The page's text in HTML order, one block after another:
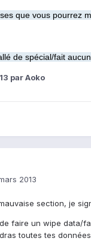
que vous pourrez
de spécial/fait
par Aoko
2013
section, je
faire un wipe data/
toutes tes données